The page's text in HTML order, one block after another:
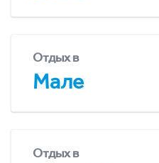
Отдых в
Мале
Отдых в